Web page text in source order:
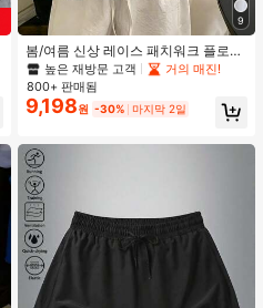
9
봄/여름 신상 레이스 패치워크 플로럴
트림 소프트 니트 가디건 경량 재킷 탑
여성용, 코티지코어 옐로우
높은 재방문 고객
거의 매진!
800+ 판매됨
9,198원 -30% 마지막 2일